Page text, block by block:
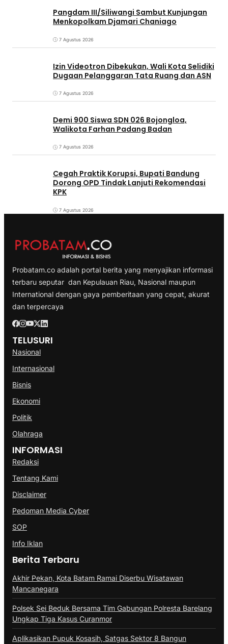
Pangdam III/Siliwangi Sambut Kunjungan
Menkopolkam Djamari Chaniago
7 Agustus 2026
Izin Videotron Dibekukan, Wali Kota Selidiki
Dugaan Pelanggaran Tata Ruang dan ASN
7 Agustus 2026
Demi 900 Siswa SDN 026 Bojongloa,
Walikota Farhan Padang Badan
7 Agustus 2026
Cegah Praktik Korupsi, Bupati Bandung
Dorong OPD Tindak Lanjuti Rekomendasi
KPK
7 Agustus 2026
Probatam.co adalah portal berita yang menyajikan informasi
terbaru seputar dan Kepulauan Riau, Nasional maupun
International dengan gaya pemberitaan yang cepat, akurat
dan terpercaya
TELUSURI
Nasional
Internasional
Bisnis
Ekonomi
Politik
Olahraga
INFORMASI
Redaksi
Tentang Kami
Disclaimer
Pedoman Media Cyber
SOP
Info Iklan
Berita Terbaru
Akhir Pekan, Kota Batam Ramai Diserbu Wisatawan
Mancanegara
Polsek Sei Beduk Bersama Tim Gabungan Polresta Barelang
Ungkap Tiga Kasus Curanmor
Aplikasikan Pupuk Kosasih, Satgas Sektor 8 Bangun